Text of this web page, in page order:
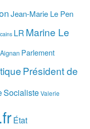
Jean-Marie Le Pen
LR Marine Le
Parlement
Président de
SocialisteValerie
État